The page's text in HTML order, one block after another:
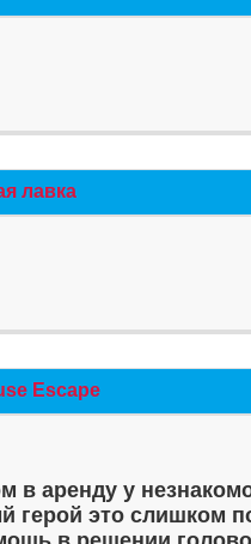
лавка
Escape
в аренду у
герой это слишком